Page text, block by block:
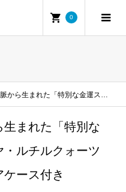
0
ストーン」ヒマラヤ・ルチルクォーツ原石置物【45】※クリアケース付き
まれた「特別な
ルチルクォーツ
ース付き